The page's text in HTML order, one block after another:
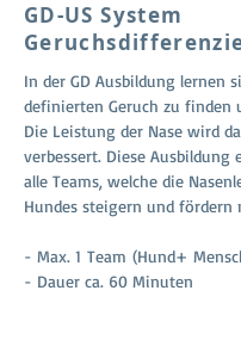
GD-US System
In der GD Ausbildung lernen
definierten Geruch zu finden
Die Leistung der Nase wird
verbessert. Diese Ausbildung
alle Teams, welche die
Hundes steigern und fördern
- Max. 1 Team (Hund+
- Dauer ca. 60 Minuten